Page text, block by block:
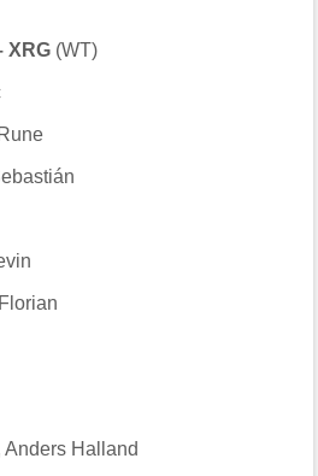
XRG (WT)
Halland